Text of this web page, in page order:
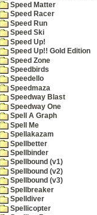
Speed Matter
Speed Racer
Speed Run
Speed Ski
Speed Up!
Speed Up!! Gold Edition
Speed Zone
Speedbirds
Speedello
Speedmaza
Speedway Blast
Speedway One
Spell A Graph
Spell Me
Spellakazam
Spellbetter
Spellbinder
Spellbound (v1)
Spellbound (v2)
Spellbound (v3)
Spellbreaker
Spelldiver
Spellicopter